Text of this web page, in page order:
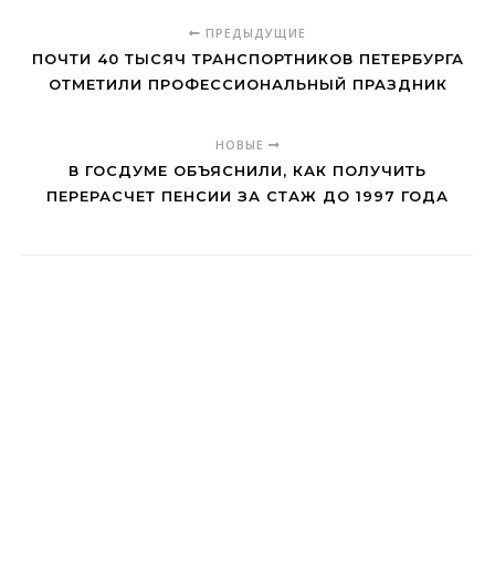
ПРЕДЫДУЩИЕ
ПОЧТИ 40 ТЫСЯЧ ТРАНСПОРТНИКОВ ПЕТЕРБУРГА
ОТМЕТИЛИ ПРОФЕССИОНАЛЬНЫЙ ПРАЗДНИК
НОВЫЕ
В ГОСДУМЕ ОБЪЯСНИЛИ, КАК ПОЛУЧИТЬ
ПЕРЕРАСЧЕТ ПЕНСИИ ЗА СТАЖ ДО 1997 ГОДА